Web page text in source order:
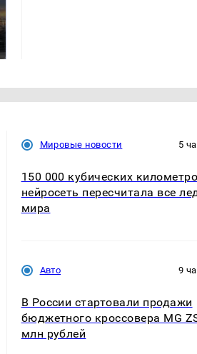
Мировые новости 5
150 000 кубических
нейросеть пересчитала все
мира
Авто 9
В России стартовали продажи
бюджетного кроссовера MG
млн рублей